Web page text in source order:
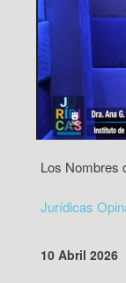
Los Nombres
Jurídicas
10 Abril 2026